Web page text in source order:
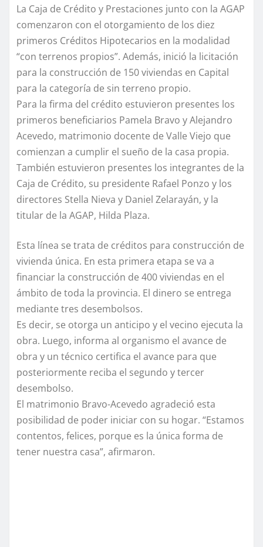
La Caja de Crédito y Prestaciones junto con la AGAP
comenzaron con el otorgamiento de los diez
primeros Créditos Hipotecarios en la modalidad
“con terrenos propios”. Además, inició la licitación
para la construcción de 150 viviendas en Capital
para la categoría de sin terreno propio.
Para la firma del crédito estuvieron presentes los
primeros beneficiarios Pamela Bravo y Alejandro
Acevedo, matrimonio docente de Valle Viejo que
comienzan a cumplir el sueño de la casa propia.
También estuvieron presentes los integrantes de la
Caja de Crédito, su presidente Rafael Ponzo y los
directores Stella Nieva y Daniel Zelarayán, y la
titular de la AGAP, Hilda Plaza.
Esta línea se trata de créditos para construcción de
vivienda única. En esta primera etapa se va a
financiar la construcción de 400 viviendas en el
ámbito de toda la provincia. El dinero se entrega
mediante tres desembolsos.
Es decir, se otorga un anticipo y el vecino ejecuta la
obra. Luego, informa al organismo el avance de
obra y un técnico certifica el avance para que
posteriormente reciba el segundo y tercer
desembolso.
El matrimonio Bravo-Acevedo agradeció esta
posibilidad de poder iniciar con su hogar. “Estamos
contentos, felices, porque es la única forma de
tener nuestra casa”, afirmaron.